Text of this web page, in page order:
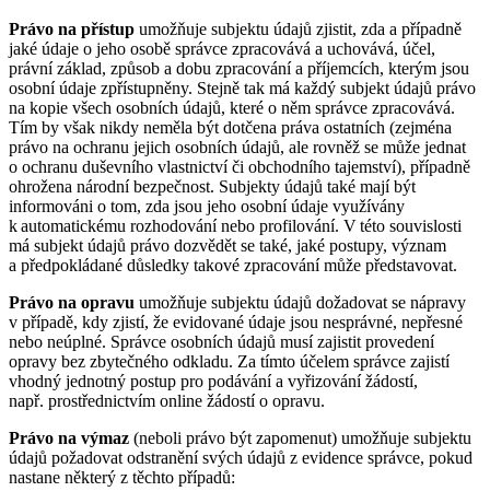
Právo na přístup umožňuje subjektu údajů zjistit, zda a případně
jaké údaje o jeho osobě správce zpracovává a uchovává, účel,
právní základ, způsob a dobu zpracování a příjemcích, kterým jsou
osobní údaje zpřístupněny. Stejně tak má každý subjekt údajů právo
na kopie všech osobních údajů, které o něm správce zpracovává.
Tím by však nikdy neměla být dotčena práva ostatních (zejména
právo na ochranu jejich osobních údajů, ale rovněž se může jednat
o ochranu duševního vlastnictví či obchodního tajemství), případně
ohrožena národní bezpečnost. Subjekty údajů také mají být
informováni o tom, zda jsou jeho osobní údaje využívány
k automatickému rozhodování nebo profilování. V této souvislosti
má subjekt údajů právo dozvědět se také, jaké postupy, význam
a předpokládané důsledky takové zpracování může představovat.
Právo na opravu umožňuje subjektu údajů dožadovat se nápravy
v případě, kdy zjistí, že evidované údaje jsou nesprávné, nepřesné
nebo neúplné. Správce osobních údajů musí zajistit provedení
opravy bez zbytečného odkladu. Za tímto účelem správce zajistí
vhodný jednotný postup pro podávání a vyřizování žádostí,
např. prostřednictvím online žádostí o opravu.
Právo na výmaz (neboli právo být zapomenut) umožňuje subjektu
údajů požadovat odstranění svých údajů z evidence správce, pokud
nastane některý z těchto případů: